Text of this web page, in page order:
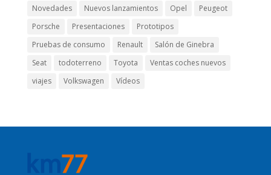
Novedades
Nuevos lanzamientos Opel
Peugeot
Porsche
Presentaciones
Prototipos
Pruebas de consumo
Renault
Salón de Ginebra
Seat
todoterreno Toyota
Ventas coches nuevos
viajes
Volkswagen Vídeos